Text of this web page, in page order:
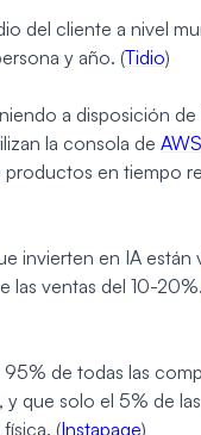
del cliente a nivel
y año. (Tidio)
a disposición de
la consola de AWS
en tiempo
invierten en IA están
las ventas del 10-
de todas las
y que solo el 5% de
(Instapage)